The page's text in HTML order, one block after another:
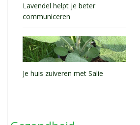
Lavendel helpt je beter
communiceren
Je huis zuiveren met Salie